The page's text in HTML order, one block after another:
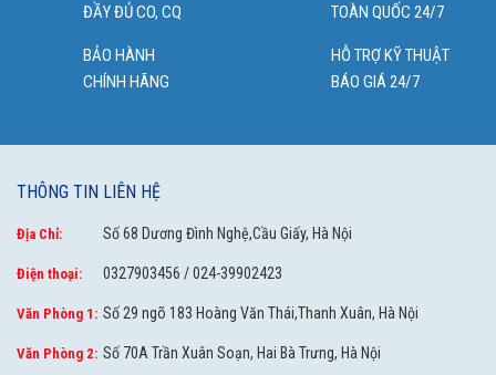
ĐẦY ĐỦ CO, CQ
TOÀN QUỐC 24/7
BẢO HÀNH
CHÍNH HÃNG
HỖ TRỢ KỸ THUẬT
BÁO GIÁ 24/7
THÔNG TIN LIÊN HỆ
Địa Chỉ: Số 68 Dương Đình Nghệ,Cầu Giấy, Hà Nội
Điện thoại: 0327903456 / 024-39902423
Văn Phòng 1: Số 29 ngõ 183 Hoàng Văn Thái,Thanh Xuân, Hà Nội
Văn Phòng 2: Số 70A Trần Xuân Soạn, Hai Bà Trưng, Hà Nội